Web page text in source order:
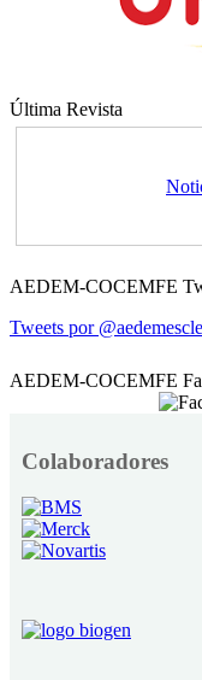
Última Revista
AEDEM-COCEMFE
Tweets por
AEDEM-COCEMFE
Colaboradores